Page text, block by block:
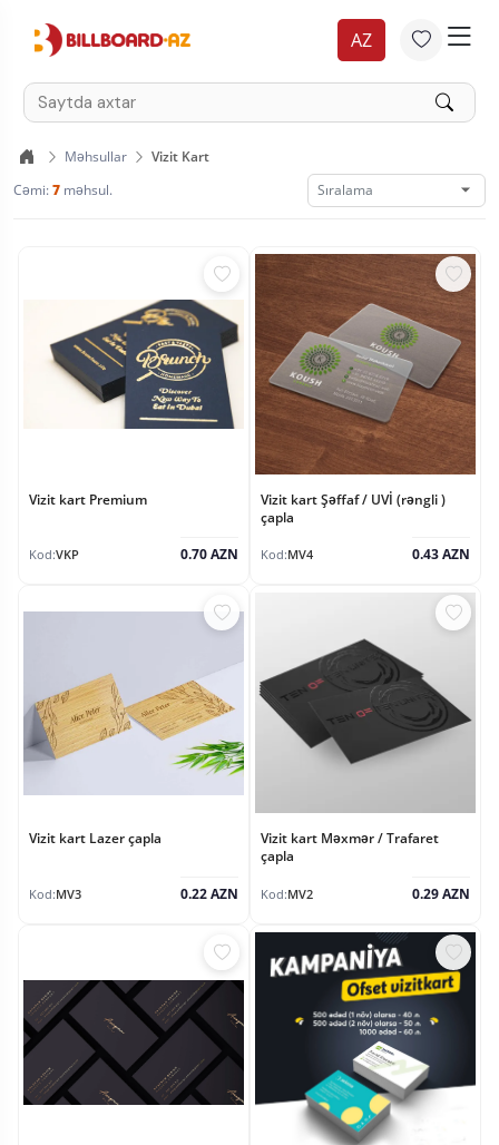
AZ
Məhsullar
Vizit Kart
Cəmi:7 məhsul.
Vizit kart Premium
Kod:VKP 0.70 AZN
Vizit kart Şəffaf / UVİ (rəngli )
çapla
Kod:MV4 0.43 AZN
Vizit kart Lazer çapla
Kod:MV3 0.22 AZN
Vizit kart Məxmər / Trafaret
çapla
Kod:MV2 0.29 AZN